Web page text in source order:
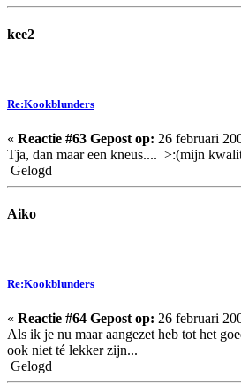
kee2
Re:Kookblunders
« Reactie #63 Gepost op: 26 februari
Tja, dan maar een kneus.... >:(mijn
Gelogd
Aiko
Re:Kookblunders
« Reactie #64 Gepost op: 26 februari
Als ik je nu maar aangezet heb tot het
ook niet té lekker zijn...
Gelogd